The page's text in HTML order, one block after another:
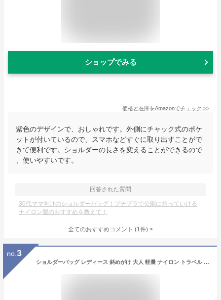
ショップでみる
価格と在庫をAmazonでチェック >>
紫色のデザインで、おしゃれです。外側にチャック式のポケ
ットが付いているので、スマホなどすぐに取り出すことがで
きて便利です。ショルダーの長さを変えることができるので
、使いやすいです。
回答された質問
30代ママ向けのショルダーバッグ！プチプラで公園に持っていける
ナイロン製のおすすめを教えて！
全てのおすすめコメント (1件) >
no. 3
ショルダーバッグ レディース 斜めがけ 大人 軽量 ナイロン トラベル 撥水 肩掛け 通勤 ファスナー シンプル バッグ 鞄 かわいい ファスナー付き 通学 人気 整理整頓 大容量 メンズ サブバッグ 旅行 レジャー 多収納